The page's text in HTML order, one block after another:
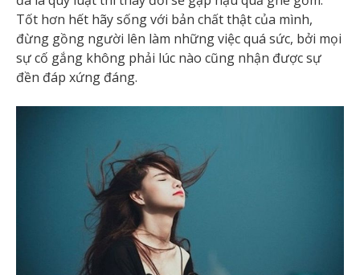
Tốt hơn hết hãy sống với bản chất thật của mình,
đừng gồng người lên làm những việc quá sức, bởi mọi
sự cố gắng không phải lúc nào cũng nhận được sự
đền đáp xứng đáng.